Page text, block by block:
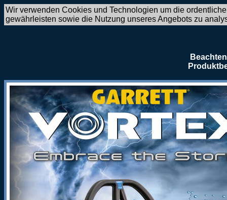
Wir verwenden Cookies und Technologien um die
gewährleisten sowie die Nutzung unseres Angebots zu